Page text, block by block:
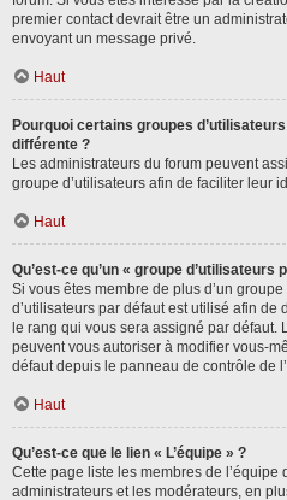
premier contact devrait être un
envoyant un message privé.
Haut
Pourquoi certains groupes
différente ?
Les administrateurs du forum peuvent
groupe d’utilisateurs afin de faciliter leur
Haut
Qu’est-ce qu’un « groupe d’utilisateurs
Si vous êtes membre de plus d’un
d’utilisateurs par défaut est utilisé afin
le rang qui vous sera assigné par défaut.
peuvent vous autoriser à modifier vous-
défaut depuis le panneau de contrôle de
Haut
Qu’est-ce que le lien « L’équipe » ?
Cette page liste les membres de l’équipe
administrateurs et les modérateurs, en